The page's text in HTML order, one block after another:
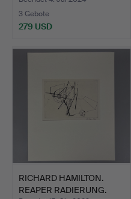
3 Gebote
279 USD
RICHARD HAMILTON.
REAPER RADIERUNG.